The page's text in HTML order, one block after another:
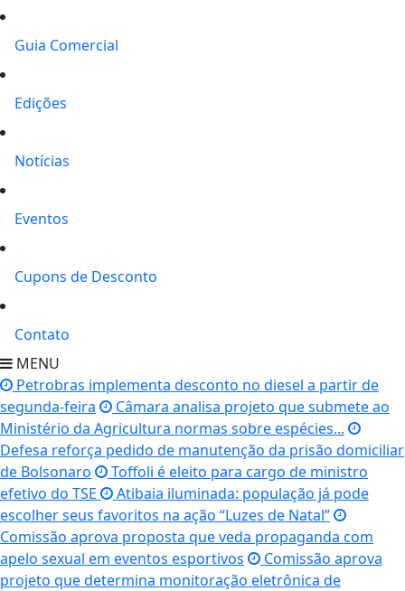
Guia Comercial
Edições
Notícias
Eventos
Cupons de Desconto
Contato
MENU
Petrobras implementa desconto no diesel a partir de
segunda-feira
Câmara analisa projeto que submete ao
Ministério da Agricultura normas sobre espécies...
Defesa reforça pedido de manutenção da prisão domiciliar
de Bolsonaro
Toffoli é eleito para cargo de ministro
efetivo do TSE
Atibaia iluminada: população já pode
escolher seus favoritos na ação “Luzes de Natal”
Comissão aprova proposta que veda propaganda com
apelo sexual em eventos esportivos
Comissão aprova
projeto que determina monitoração eletrônica de